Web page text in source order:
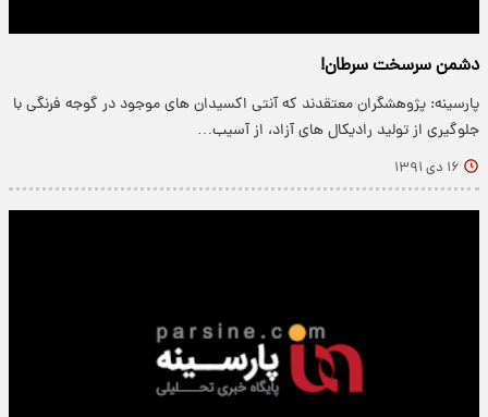
دشمن سرسخت سرطان!
پارسینه: پژوهشگران معتقدند که آنتی اکسیدان های موجود در گوجه فرنگی با
جلوگیری از تولید رادیکال های آزاد، از آسیب…
۱۶ دی ۱۳۹۱